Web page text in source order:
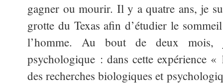
gagner ou mourir. Il y a quatre ans, je
grotte du Texas afin d’étudier le
l’homme. Au bout de deux mois,
psychologique : dans cette expérience
des recherches biologiques et